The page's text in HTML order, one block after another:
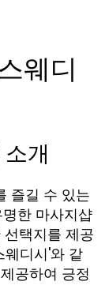
웨디
개
즐길 수 있는
한 마사지샵
택지를 제공
웨디시'와 같
공하여 긍정